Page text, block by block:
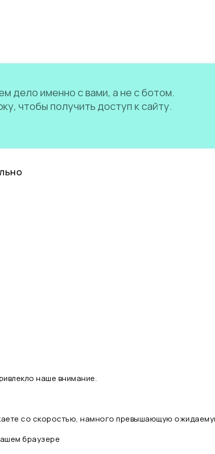
дело именно с вами, а не с ботом.
чтобы получить доступ к сайту.
наше внимание.
со скоростью, намного превышающую
браузере